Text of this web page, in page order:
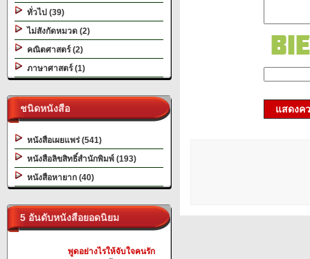
ทั่วไป (39)
ไม่สังกัดหมวด (2)
คณิตศาสตร์ (2)
ภาษาศาสตร์ (1)
ชนิดหนังสือ
หนังสือเผยแพร่ (541)
หนังสือลิขสิทธิ์สำนักพิมพ์ (193)
หนังสือหายาก (40)
5 อันดับหนังสือยอดนิยม
พูดอย่างไรให้จับใจคนรัก
แสดงค